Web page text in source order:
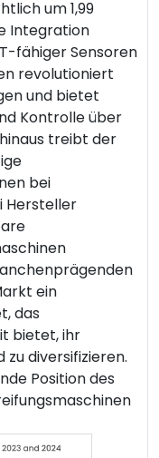
um 1,99
Integration
fähiger Sensoren
revolutioniert
und bietet
Kontrolle über
treibt der
bei
Hersteller
ein
das
bietet, ihr
diversifizieren.
Position des